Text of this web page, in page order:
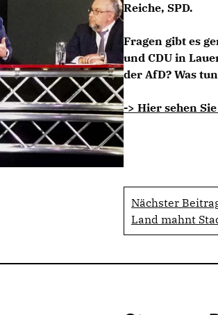
Reiche, SPD.
Fragen gibt es
und CDU in
der AfD? Was
-> Hier sehen
Nächster
Land mahnt